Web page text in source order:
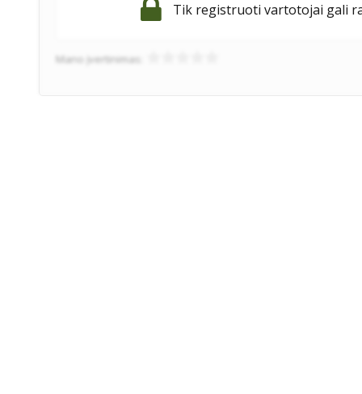
Tik registruoti vartotojai gali
Mano įvertinimas: